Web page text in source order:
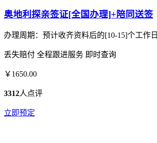
奥地利探亲签证[全国办理]+陪同送签
办理周期：预计收齐资料后的[10-15]个工作日
丢失赔付 全程跟进服务 即时查询
￥1650.00
3312人点评
立即预定